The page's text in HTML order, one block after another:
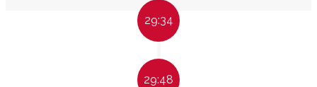
29:34
29:48